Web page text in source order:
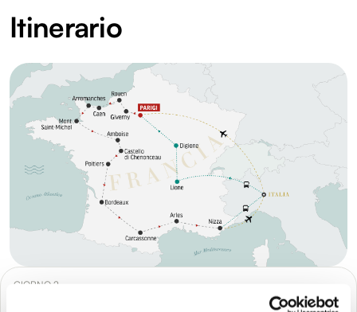
Itinerario
GIORNO 2